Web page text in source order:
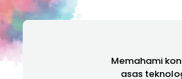
Memahami
asas